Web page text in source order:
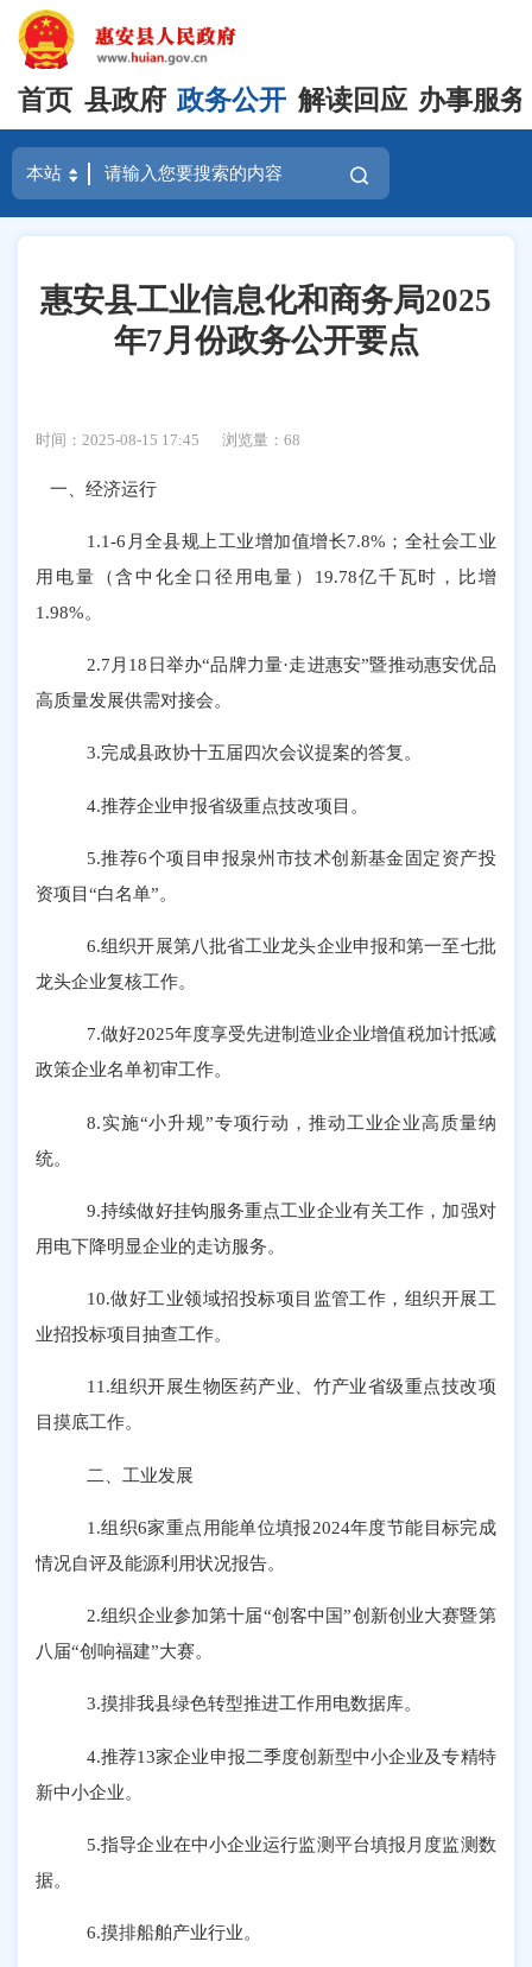
首页 县政府 政务公开 解读回应 办事服务
惠安县工业信息化和商务局2025
年7月份政务公开要点
时间：2025-08-15 17:45 浏览量：68
一、经济运行
1.1-6月全县规上工业增加值增长7.8%；全社会工业
用电量（含中化全口径用电量）19.78亿千瓦时，比增
1.98%。
2.7月18日举办“品牌力量·走进惠安”暨推动惠安优品
高质量发展供需对接会。
3.完成县政协十五届四次会议提案的答复 。
4.推荐企业申报省级重点技改项目。
5.推荐6个项目申报泉州市技术创新基金固定资产投
资项目“白名单”。
6.组织开展第八批省工业龙头企业申报和第一至七批
龙头企业复核工作。
7.做好2025年度享受先进制造业企业增值税加计抵减
政策企业名单初审工作。
8.实施“小升规”专项行动，推动工业企业高质量纳
统。
9.持续做好挂钩服务重点工业企业有关工作，加强对
用电下降明显企业的走访服务。
10.做好工业领域招投标项目监管工作，组织开展工
业招投标项目抽查工作。
11 .组织开展生物医药产业、竹产业省级重点技改项
目摸底工作。
二、 工业发展
1.组织6家重点用能单位填报2024年度节能目标完成
情况自评及能源利用状况报告。
2.组织企业参加第十届“创客中国”创新创业大赛暨第
八届“创响福建”大赛。
3.摸排我县绿色转型推进工作用电数据库。
4.推荐13家企业申报二季度创新型中小企业及专精特
新中小企业。
5.指导企业在中小企业运行监测平台填报月度监测数
据。
6.摸排船舶产业行业。